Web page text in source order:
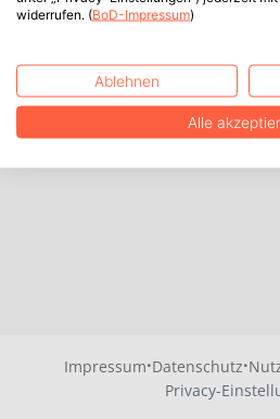
Impressum·Datenschutz·
Privacy-
widerrufen. (BoD-Impressum)
Ablehnen
Alle